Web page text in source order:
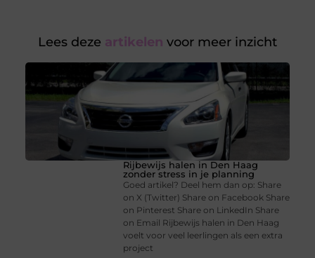
Lees deze artikelen voor meer inzicht
Rijbewijs halen in Den Haag
zonder stress in je planning
Goed artikel? Deel hem dan op: Share
on X (Twitter) Share on Facebook Share
on Pinterest Share on LinkedIn Share
on Email Rijbewijs halen in Den Haag
voelt voor veel leerlingen als een extra
project